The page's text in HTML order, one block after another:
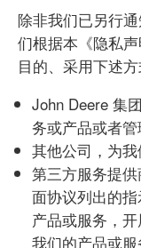
除非我们已另行
们根据本《隐私
目的、采用下述
John Deere 集
务或产品或者
其他公司，为
第三方服务提
面协议列出的指
产品或服务，
我们的产品或